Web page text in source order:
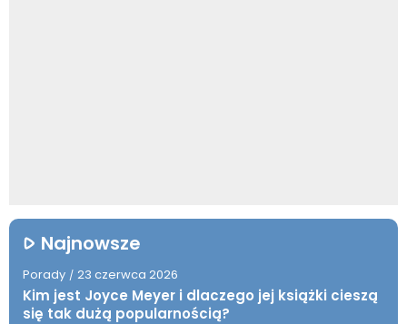
Najnowsze
Porady / 23 czerwca 2026
Kim jest Joyce Meyer i dlaczego jej książki cieszą
się tak dużą popularnością?